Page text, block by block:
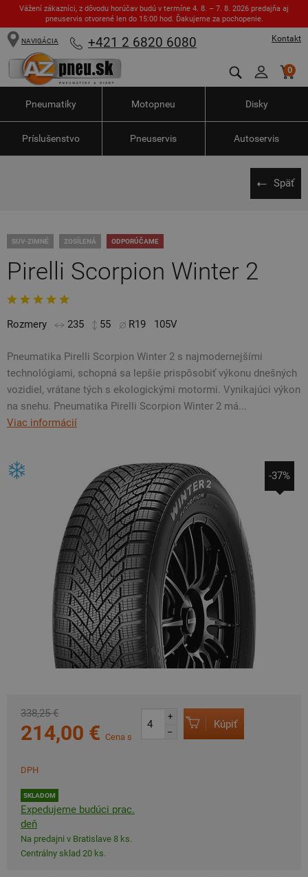
Vážení zákazníci, z dôvodu horúčav budú v termíne 4. 8. – 7. 8. 2026 predajňa aj
pneuservis otvorené len do 15:00 hod. Ďakujeme za pochopenie.
Kontakt
NAVIGÁCIA +421 2 6820 6080
0
Pneumatiky Motopneu Disky
Príslušenstvo Pneuservis Autoservis
Späť
SUV-ZIMNÉ ZOSÍLENÁ ODPORÚČAME
Pirelli Scorpion Winter 2
Rozmery 235 55 R19 105V
Pneumatika Pirelli Scorpion Winter 2 s najmodernejšími
technológiami, schopná sa lepšie prispôsobiť výkonu dnešných
vozidiel, vrátane tých s ekologickými motormi. Vynikajúci výkon
na snehu. Pneumatika Pirelli Scorpion Winter 2 má...
Viac informácií
-37%
338,25 €
214,00 € Cena s
DPH
SKLADOM
Expedujeme budúci prac.
deň
Na predajni v Bratislave 8 ks.
Centrálny sklad 20 ks.
+
–
Kúpiť